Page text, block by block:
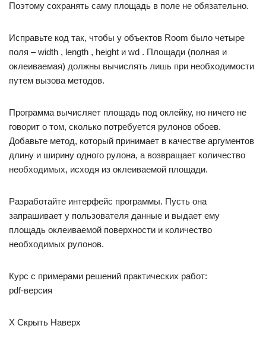
Поэтому сохранять саму площадь в поле не обязательно.
Исправьте код так, чтобы у объектов Room было четыре
поля – width , length , height и wd . Площади (полная и
оклеиваемая) должны вычислять лишь при необходимости
путем вызова методов.
Программа вычисляет площадь под оклейку, но ничего не
говорит о том, сколько потребуется рулонов обоев.
Добавьте метод, который принимает в качестве аргументов
длину и ширину одного рулона, а возвращает количество
необходимых, исходя из оклеиваемой площади.
Разработайте интерфейс программы. Пусть она
запрашивает у пользователя данные и выдает ему
площадь оклеиваемой поверхности и количество
необходимых рулонов.
Курс с примерами решений практических работ:
pdf-версия
X Скрыть Наверх